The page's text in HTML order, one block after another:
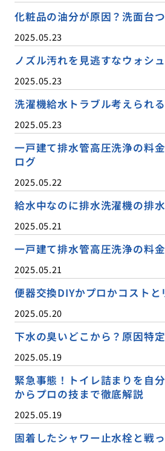
化粧品の油分が原因？洗面台
2025.05.23
ノズル汚れを見逃すなウォシ
2025.05.23
洗濯機給水トラブル考えられ
2025.05.23
一戸建て排水管高圧洗浄の料
ログ
2025.05.22
給水中なのに排水洗濯機の排
2025.05.21
一戸建て排水管高圧洗浄の料
2025.05.21
便器交換DIYかプロかコストと
2025.05.20
下水の臭いどこから？原因特
2025.05.19
緊急事態！トイレ詰まりを自
からプロの技まで徹底解説
2025.05.19
固着したシャワー止水栓と戦